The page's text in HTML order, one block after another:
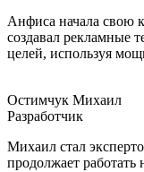
Анфиса начала свою
создавал рекламные
целей, используя
Остимчук Михаил
Разработчик
Михаил стал
продолжает